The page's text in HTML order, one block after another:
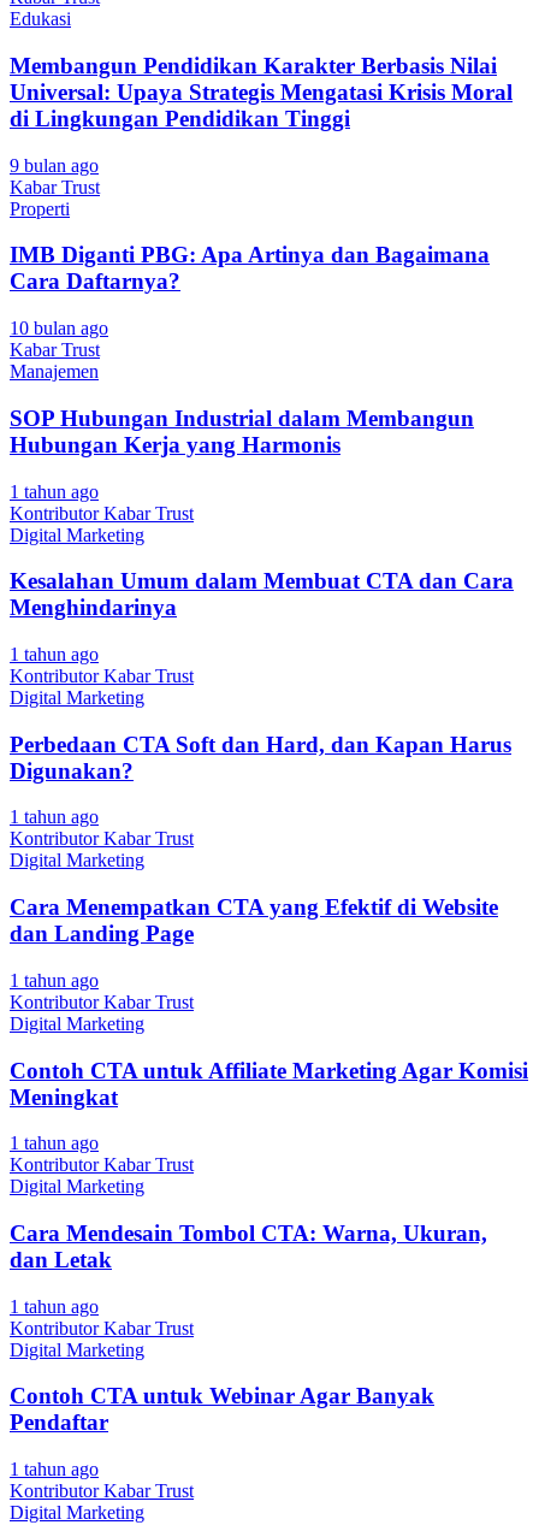
Edukasi
Membangun Pendidikan Karakter Berbasis Nilai
Universal: Upaya Strategis Mengatasi Krisis Moral
di Lingkungan Pendidikan Tinggi
9 bulan ago
Kabar Trust
Properti
IMB Diganti PBG: Apa Artinya dan Bagaimana
Cara Daftarnya?
10 bulan ago
Kabar Trust
Manajemen
SOP Hubungan Industrial dalam Membangun
Hubungan Kerja yang Harmonis
1 tahun ago
Kontributor Kabar Trust
Digital Marketing
Kesalahan Umum dalam Membuat CTA dan Cara
Menghindarinya
1 tahun ago
Kontributor Kabar Trust
Digital Marketing
Perbedaan CTA Soft dan Hard, dan Kapan Harus
Digunakan?
1 tahun ago
Kontributor Kabar Trust
Digital Marketing
Cara Menempatkan CTA yang Efektif di Website
dan Landing Page
1 tahun ago
Kontributor Kabar Trust
Digital Marketing
Contoh CTA untuk Affiliate Marketing Agar Komisi
Meningkat
1 tahun ago
Kontributor Kabar Trust
Digital Marketing
Cara Mendesain Tombol CTA: Warna, Ukuran,
dan Letak
1 tahun ago
Kontributor Kabar Trust
Digital Marketing
Contoh CTA untuk Webinar Agar Banyak
Pendaftar
1 tahun ago
Kontributor Kabar Trust
Digital Marketing